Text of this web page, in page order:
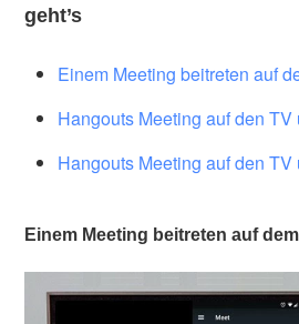
geht’s
Einem Meeting beitreten auf
Hangouts Meeting auf den TV
Hangouts Meeting auf den
Einem Meeting beitreten auf